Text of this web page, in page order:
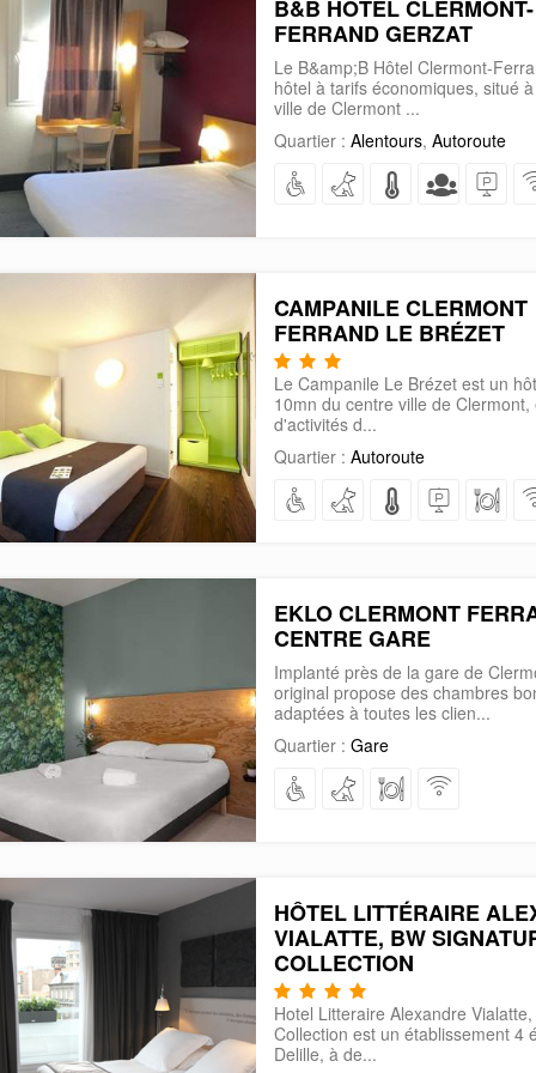
B&B HÔTEL CLERMONT-
FERRAND GERZAT
Le B&amp;B Hôtel Clermont-
hôtel à tarifs économiques, situé
ville de Clermont ...
Quartier : Alentours, Autoroute
CAMPANILE CLERMONT
FERRAND LE BRÉZET
Le Campanile Le Brézet est un
10mn du centre ville de
d'activités d...
Quartier : Autoroute
EKLO CLERMONT
CENTRE GARE
Implanté près de la gare de
original propose des chambres
adaptées à toutes les clien...
Quartier : Gare
HÔTEL LITTÉRAIRE
VIALATTE, BW
COLLECTION
Hotel Litteraire Alexandre
Collection est un établissement 4
Delille, à de...